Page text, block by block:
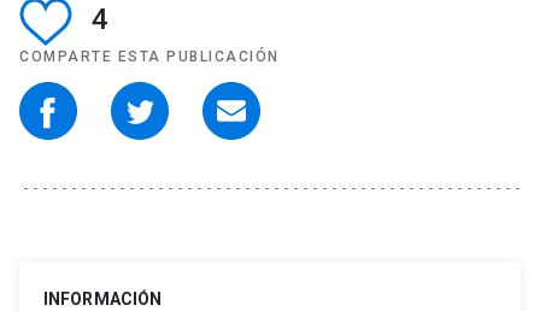
4
COMPARTE ESTA PUBLICACIÓN
INFORMACIÓN